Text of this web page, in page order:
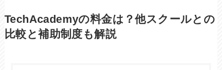
TechAcademyの料金は？他スクールとの
比較と補助制度も解説